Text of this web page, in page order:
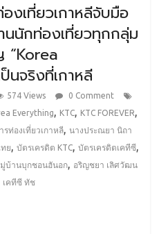
งเที่ยวเกาหลีจับมือ
นนักท่องเที่ยวทุกกลุ่ม
“Korea
นจริงที่เกาหลี
574 Views
0 Comment
Everything, KTC, KTC FOREVER,
รท่องเที่ยวเกาหลี,นางประณยา นิถา
ย,บัตรเครดิต KTC,บัตรเครดิตเคทีซี,
บ้านบุกชอนฮันอก, อริญชยา เลิศวัฒน
เคทีซี ทัช